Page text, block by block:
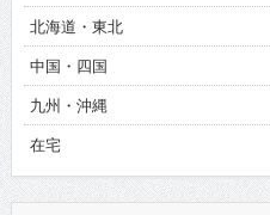
北海道・東北
中国・四国
九州・沖縄
在宅